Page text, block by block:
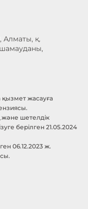
Алматы, қ.
жасауға
шетелдік
берілген 21.05.2024
06.12.2023 ж.